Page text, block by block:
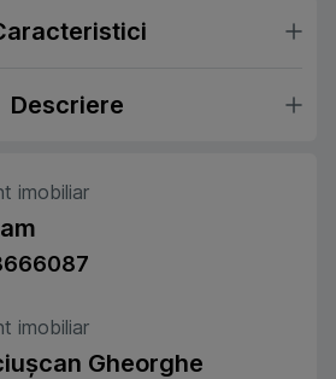
Descriere
imobiliar
imobiliar
Gheorghe